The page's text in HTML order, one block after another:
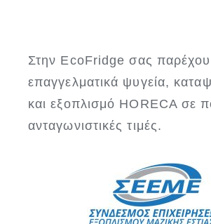
Στην EcoFridge σας
επαγγελματικά ψυγεία,
και εξοπλισμό HORECA σε
ανταγωνιστικές τιμές.